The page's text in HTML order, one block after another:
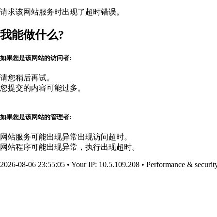
请求该网站服务时出现了超时错误。
我能做什么?
如果您是该网站的访问者:
请您稍后再试。
您提交的内容可能过多。
如果您是该网站的管理者:
网站服务可能出现异常出现访问超时。
网站程序可能出现异常，执行出现超时。
2026-08-06 23:55:05 • Your IP: 10.5.109.208 • Performance &